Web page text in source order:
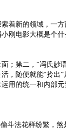
新的领域，一方
刚电影大概是个
第二，“冯氏妙语
，随便就能“拎出
用的统一和内部
法花样纷繁，煞